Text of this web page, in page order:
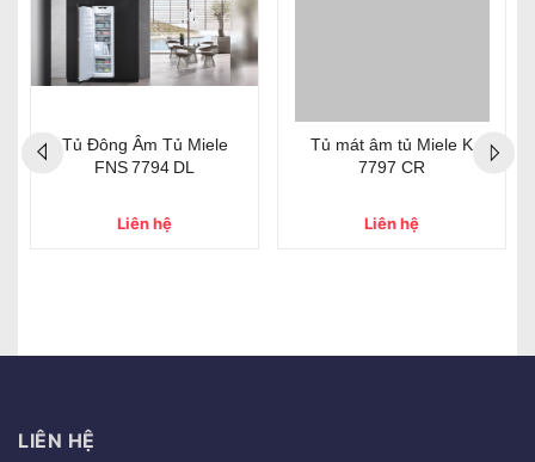
Tủ Đông Âm Tủ Miele
FNS 7794 DL
Liên hệ
Tủ mát âm tủ Miele K
7797 CR
Liên hệ
LIÊN HỆ